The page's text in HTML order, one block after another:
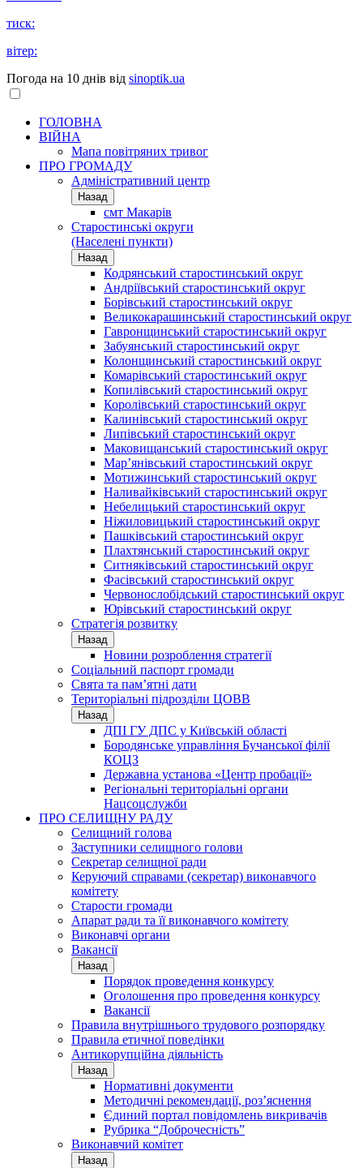
тиск:
вітер:
Погода на 10 днів від sinoptik.ua
ГОЛОВНА
ВІЙНА
Мапа повітряних тривог
ПРО ГРОМАДУ
Aдміністративний центр
Назад
смт Макарів
Старостинські округи
(Населені пункти)
Назад
Кодрянський старостинський округ
Андріївський старостинський округ
Борівський старостинський округ
Великокарашинський старостинський округ
Гавронщинський старостинський округ
Забуянський старостинський округ
Колонщинський старостинський округ
Комарівський старостинський округ
Копилівський старостинський округ
Королівський старостинський округ
Калинівський старостинський округ
Липівський старостинський округ
Маковищанський старостинський округ
Мар’янівський старостинський округ
Мотижинський старостинський округ
Наливайківський старостинський округ
Небелицький старостинський округ
Ніжиловицький старостинський округ
Пашківський старостинський округ
Плахтянський старостинський округ
Ситняківський старостинський округ
Фасівський старостинський округ
Червонослобідський старостинський округ
Юрівський старостинський округ
Стратегія розвитку
Назад
Новини розроблення стратегії
Соціальний паспорт громади
Свята та пам’ятні дати
Територіальні підрозділи ЦОВВ
Назад
ДПІ ГУ ДПС у Київській області
Бородянське управління Бучанської філії
КОЦЗ
Державна установа «Центр пробації»
Регіональні територіальні органи
Нацсоцслужби
ПРО СЕЛИЩНУ РАДУ
Селищний голова
Заступники селищного голови
Секретар селищної ради
Керуючий справами (секретар) виконавчого
комітету
Старости громади
Апарат ради та її виконавчого комітету
Виконавчі органи
Вакансії
Назад
Порядок проведення конкурсу
Оголошення про проведення конкурсу
Вакансії
Правила внутрішнього трудового розпорядку
Правила етичної поведінки
Антикорупційна діяльність
Назад
Нормативні документи
Методичні рекомендації, роз’яснення
Єдиний портал повідомлень викривачів
Рубрика “Доброчесність”
Виконавчий комітет
Назад